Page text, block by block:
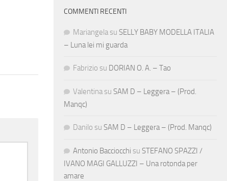
COMMENTI RECENTI
Mariangela su SELLY BABY MODELLA ITALIA
– Luna lei mi guarda
Fabrizio su DORIAN O. A. – Tao
Valentina su SAM D – Leggera – (Prod.
Manqc)
Danilo su SAM D – Leggera – (Prod. Manqc)
Antonio Bacciocchi su STEFANO SPAZZI /
IVANO MAGI GALLUZZI – Una rotonda per
amare